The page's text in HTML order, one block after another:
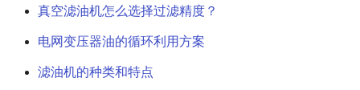
真空滤油机怎么选择过滤精度？
电网变压器油的循环利用方案
滤油机的种类和特点